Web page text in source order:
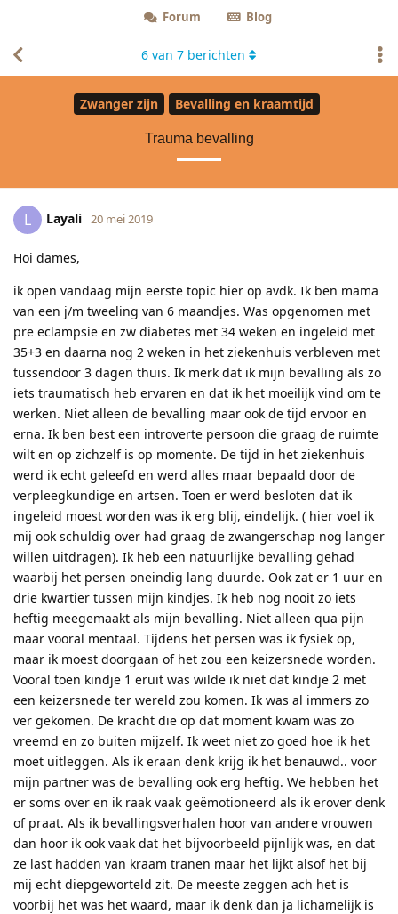
Forum Blog
Zwanger zijn Bevalling en kraamtijd
Trauma bevalling
6 van 7 berichten
L Layali 20 mei 2019
Hoi dames,
ik open vandaag mijn eerste topic hier op avdk. Ik ben mama
van een j/m tweeling van 6 maandjes. Was opgenomen met
pre eclampsie en zw diabetes met 34 weken en ingeleid met
35+3 en daarna nog 2 weken in het ziekenhuis verbleven met
tussendoor 3 dagen thuis. Ik merk dat ik mijn bevalling als zo
iets traumatisch heb ervaren en dat ik het moeilijk vind om te
werken. Niet alleen de bevalling maar ook de tijd ervoor en
erna. Ik ben best een introverte persoon die graag de ruimte
wilt en op zichzelf is op momente. De tijd in het ziekenhuis
werd ik echt geleefd en werd alles maar bepaald door de
verpleegkundige en artsen. Toen er werd besloten dat ik
ingeleid moest worden was ik erg blij, eindelijk. ( hier voel ik
mij ook schuldig over had graag de zwangerschap nog langer
willen uitdragen). Ik heb een natuurlijke bevalling gehad
waarbij het persen oneindig lang duurde. Ook zat er 1 uur en
drie kwartier tussen mijn kindjes. Ik heb nog nooit zo iets
heftig meegemaakt als mijn bevalling. Niet alleen qua pijn
maar vooral mentaal. Tijdens het persen was ik fysiek op,
maar ik moest doorgaan of het zou een keizersnede worden.
Vooral toen kindje 1 eruit was wilde ik niet dat kindje 2 met
een keizersnede ter wereld zou komen. Ik was al immers zo
ver gekomen. De kracht die op dat moment kwam was zo
vreemd en zo buiten mijzelf. Ik weet niet zo goed hoe ik het
moet uitleggen. Als ik eraan denk krijg ik het benauwd.. voor
mijn partner was de bevalling ook erg heftig. We hebben het
er soms over en ik raak vaak geëmotioneerd als ik erover denk
of praat. Als ik bevallingsverhalen hoor van andere vrouwen
dan hoor ik ook vaak dat het bijvoorbeeld pijnlijk was, en dat
ze last hadden van kraam tranen maar het lijkt alsof het bij
mij echt diepgeworteld zit. De meeste zeggen ach het is
voorbij het was het waard, maar ik denk dan ja lichamelijk is